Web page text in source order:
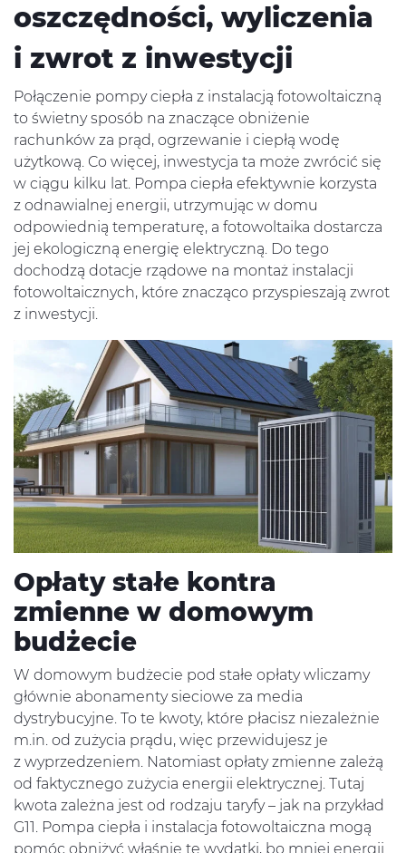
oszczędności, wyliczenia
i zwrot z inwestycji
Połączenie pompy ciepła z instalacją fotowoltaiczną
to świetny sposób na znaczące obniżenie
rachunków za prąd, ogrzewanie i ciepłą wodę
użytkową. Co więcej, inwestycja ta może zwrócić się
w ciągu kilku lat. Pompa ciepła efektywnie korzysta
z odnawialnej energii, utrzymując w domu
odpowiednią temperaturę, a fotowoltaika dostarcza
jej ekologiczną energię elektryczną. Do tego
dochodzą dotacje rządowe na montaż instalacji
fotowoltaicznych, które znacząco przyspieszają zwrot
z inwestycji.
Opłaty stałe kontra
zmienne w domowym
budżecie
W domowym budżecie pod stałe opłaty wliczamy
głównie abonamenty sieciowe za media
dystrybucyjne. To te kwoty, które płacisz niezależnie
m.in. od zużycia prądu, więc przewidujesz je
z wyprzedzeniem. Natomiast opłaty zmienne zależą
od faktycznego zużycia energii elektrycznej. Tutaj
kwota zależna jest od rodzaju taryfy – jak na przykład
G11. Pompa ciepła i instalacja fotowoltaiczna mogą
pomóc obniżyć właśnie te wydatki, bo mniej energii